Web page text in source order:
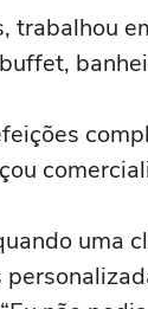
trabalhou
uma